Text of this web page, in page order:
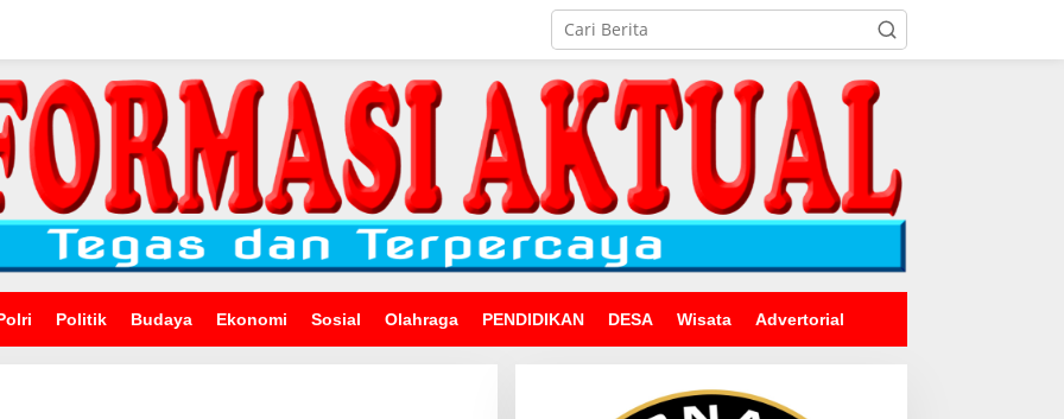
Politik Budaya Ekonomi Sosial Olahraga PENDIDIKAN DESA Wisata Advertorial